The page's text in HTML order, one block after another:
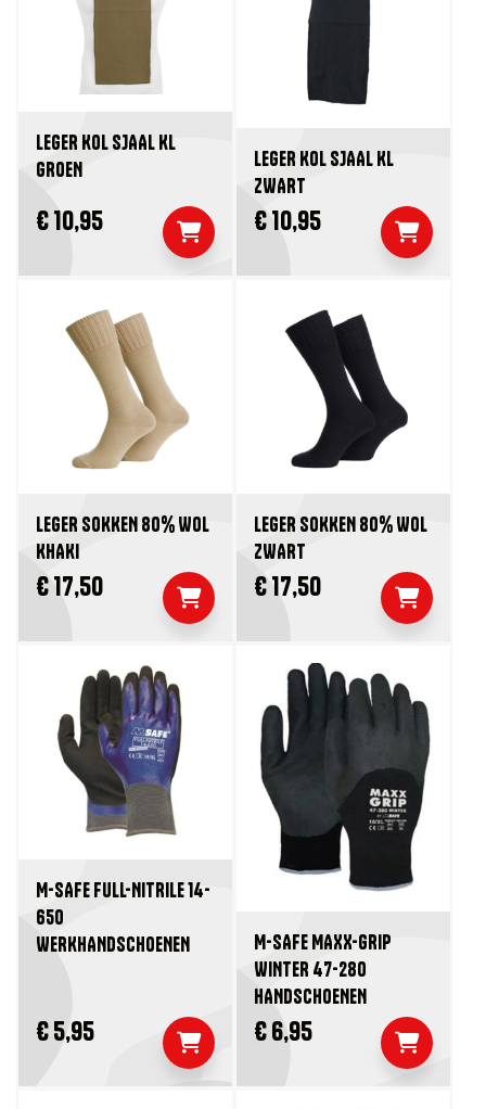
LEGER KOL SJAAL KL
GROEN
€ 10,95
LEGER KOL SJAAL KL
ZWART
€ 10,95
LEGER SOKKEN 80% WOL
KHAKI
€ 17,50
LEGER SOKKEN 80% WOL
ZWART
€ 17,50
M-SAFE FULL-NITRILE 14-
650
WERKHANDSCHOENEN
€ 5,95
M-SAFE MAXX-GRIP
WINTER 47-280
HANDSCHOENEN
€ 6,95